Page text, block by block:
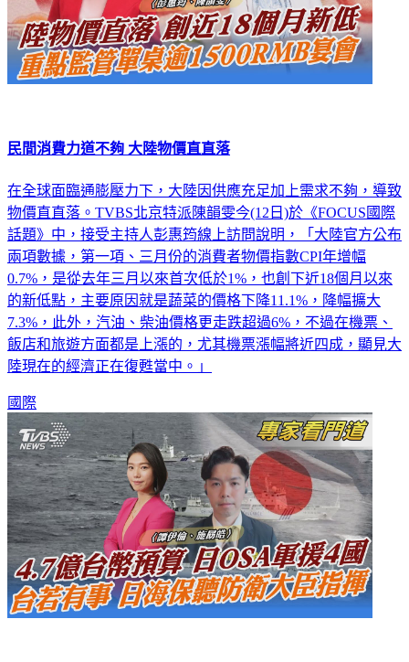
在全球面臨通膨壓力下，大陸因供應充足加上需求不夠，導致
物價直直落。TVBS北京特派陳韻雯今(12日)於《FOCUS國際
話題》中，接受主持人彭惠筠線上訪問說明，「大陸官方公布
兩項數據，第一項、三月份的消費者物價指數CPI年增幅
0.7%，是從去年三月以來首次低於1%，也創下近18個月以來
的新低點，主要原因就是蔬菜的價格下降11.1%，降幅擴大
7.3%，此外，汽油、柴油價格更走跌超過6%，不過在機票、
飯店和旅遊方面都是上漲的，尤其機票漲幅將近四成，顯見大
國際